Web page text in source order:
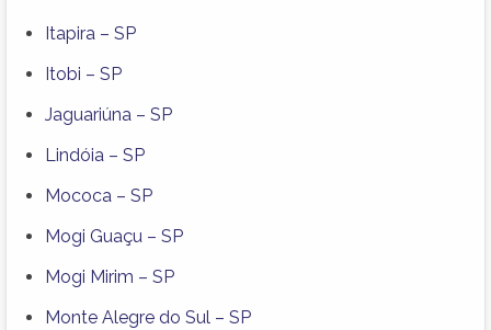
Itapira – SP
Itobi – SP
Jaguariúna – SP
Lindóia – SP
Mococa – SP
Mogi Guaçu – SP
Mogi Mirim – SP
Monte Alegre do Sul – SP